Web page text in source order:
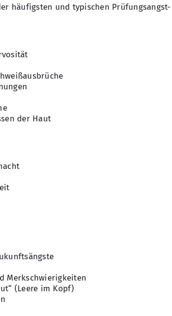
häufigsten und typischen Prüfungsangst-
der Haut
Merkschwierigkeiten
(Leere im Kopf)